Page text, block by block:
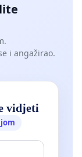
i angažirao.
vidjeti